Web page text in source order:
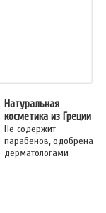
Натуральная
косметика из Греции
Не содержит
парабенов, одобрена
дерматологами